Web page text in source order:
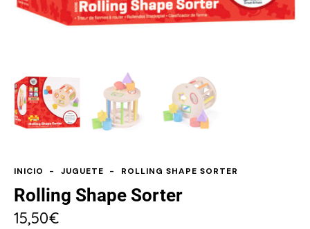
INICIO JUGUETE ROLLING SHAPE SORTER
Rolling Shape Sorter
15,50€